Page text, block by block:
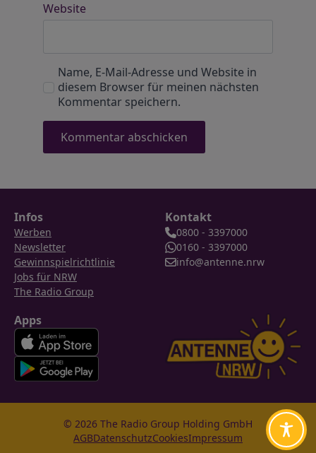
Website
Name, E-Mail-Adresse und Website in
diesem Browser für meinen nächsten
Kommentar speichern.
Infos
Werben
Newsletter
Gewinnspielrichtlinie
Jobs für NRW
The Radio Group
Kontakt
0800 - 3397000
0160 - 3397000
info@antenne.nrw
Apps
© 2026 The Radio Group Holding GmbH
AGBDatenschutzCookiesImpressum